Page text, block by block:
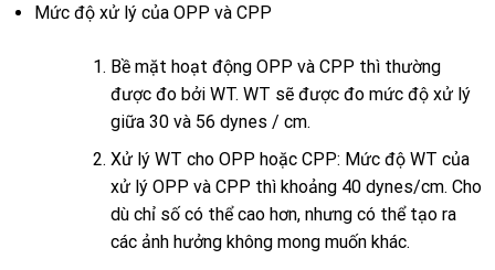
Mức độ xử lý của OPP và CPP
Bề mặt hoạt động OPP và CPP thì thường
được đo bởi WT. WT sẽ được đo mức độ xử lý
giữa 30 và 56 dynes / cm.
Xử lý WT cho OPP hoặc CPP: Mức độ WT của
xử lý OPP và CPP thì khoảng 40 dynes/cm. Cho
dù chỉ số có thể cao hơn, nhưng có thể tạo ra
các ảnh hưởng không mong muốn khác.